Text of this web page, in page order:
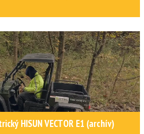
HISUN VECTOR E1 (archív)